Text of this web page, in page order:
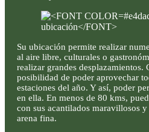
Su ubicación permite realizar
al aire libre, culturales o
realizar grandes desplazamientos.
posibilidad de poder aprovechar
estaciones del año. Y así, poder
en ella. En menos de 80 kms,
con sus acantilados maravillosos
arena fina.